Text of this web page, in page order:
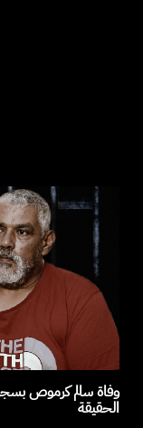
وفاة سالم كرموص
الحقيقة